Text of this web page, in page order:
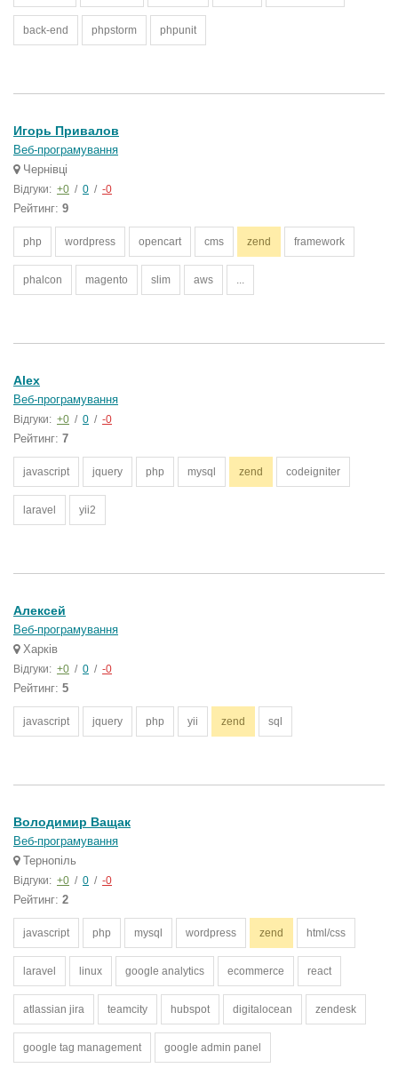
back-end phpstorm phpunit
Игорь Привалов
Веб-програмування
Чернівці
Відгуки: +0 / 0 / -0
Рейтинг: 9
php wordpress opencart cms zend framework
phalcon magento slim aws ...
Alex
Веб-програмування
Відгуки: +0 / 0 / -0
Рейтинг: 7
javascript jquery php mysql zend codeigniter
laravel yii2
Алексей
Веб-програмування
Харків
Відгуки: +0 / 0 / -0
Рейтинг: 5
javascript jquery php yii zend sql
Володимир Ващак
Веб-програмування
Тернопіль
Відгуки: +0 / 0 / -0
Рейтинг: 2
javascript php mysql wordpress zend html/css
laravel linux google analytics ecommerce react
atlassian jira teamcity hubspot digitalocean zendesk
google tag management google admin panel